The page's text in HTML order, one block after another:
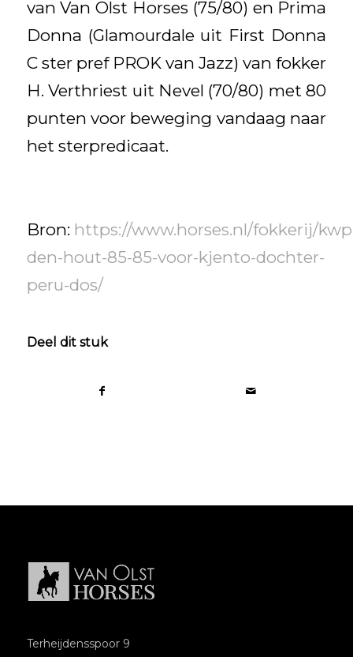
van Van Olst Horses (75/80) en Prima
Donna (Glamourdale uit First Donna
C ster pref PROK van Jazz) van fokker
H. Verthriest uit Nevel (70/80) met 80
punten voor beweging vandaag naar
het sterpredicaat.
Bron: https://www.horses.nl/fokkerij/
den-hout-85-85-voor-kjento-dochter-
peru-dos/
Deel dit stuk
Terheijdensspoor 9